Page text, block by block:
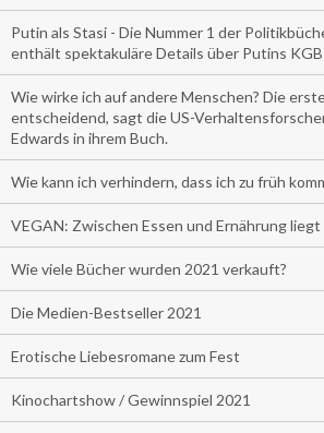
Putin als Stasi - Die Nummer 1 der
enthält spektakuläre Details über Putins
Wie wirke ich auf andere Menschen? Die
entscheidend, sagt die US-
Edwards in ihrem Buch.
Wie kann ich verhindern, dass ich zu früh
VEGAN: Zwischen Essen und Ernährung liegt
Wie viele Bücher wurden 2021 verkauft?
Die Medien-Bestseller 2021
Erotische Liebesromane zum Fest
Kinochartshow / Gewinnspiel 2021